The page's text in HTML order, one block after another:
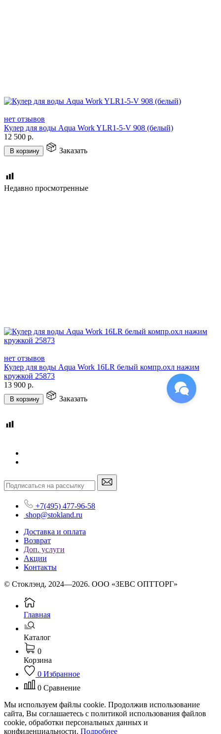
нет отзывов
Кулер для воды Aqua Work YLR1-5-V 908 (белый)
12 500 р.
В корзину Заказать
Недавно просмотренные
нет отзывов
Кулер для воды Aqua Work 16LR белый компр.охл нажим
кружкой 25873
13 900 р.
В корзину Заказать
+7(495) 477-96-58
shop@stokland.ru
Доставка и оплата
Возврат
Доп. услуги
Акции
Контакты
© Стоклэнд, 2024—2026. ООО «ЗЕВС ОПТТОРГ»
Главная
Каталог
0
Корзина
0 Избранное
0 Сравнение
Мы используем файлы cookie. Продолжив использование
сайта, Вы соглашаетесь с политикой использования файлов
cookie, обработки персональных данных и
конфиденциальности. Подробнее